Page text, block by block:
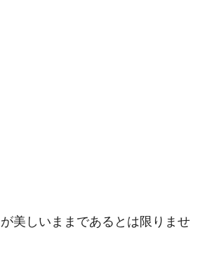
美しいままであるとは限りませ